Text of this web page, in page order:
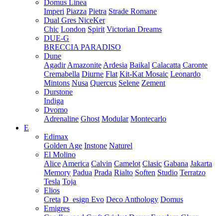
Domus Linea
Imperi Piazza Pietra Strade Romane
Dual Gres NiceKer
Chic London Spirit Victorian Dreams
DUE-G
BRECCIA PARADISO
Dune
Agadir Amazonite Ardesia Baikal Calacatta Caronte
Cremabella Diurne Flat Kit-Kat Mosaic Leonardo
Mintons Nusa Quercus Selene Zement
Durstone
Indiga
Dvomo
Adrenaline Ghost Modular Montecarlo
E
Edimax
Golden Age Instone Naturel
El Molino
Alice America Calvin Camelot Clasic Gabana Jakarta
Memory Padua Prada Rialto Soften Studio Terratzo
Tesla Toja
Elios
Creta D_esign Evo Deco Anthology Domus
Emigres